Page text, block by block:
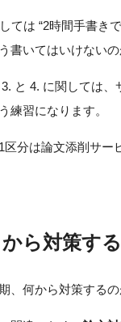
ては “2時間手書き
書いてはいけない
と 4. に関しては
練習になります。
区分は論文添削サー
ら対策す
、何から対策する